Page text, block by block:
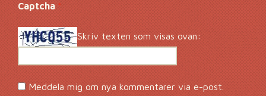
Captcha*
Skriv texten som visas ovan:
Meddela mig om nya kommentarer via e-post.